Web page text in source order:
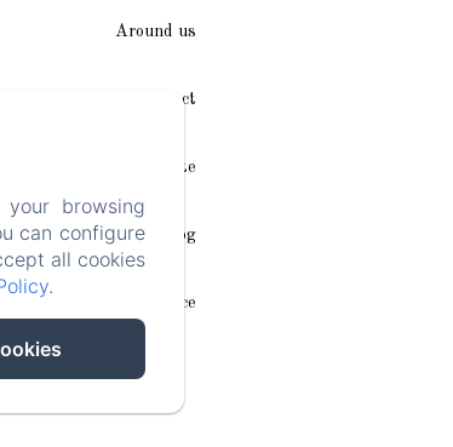
Around us
Access / Contact
Plan du site
Blog
Legal notice
browsing
can configure
all cookies
.